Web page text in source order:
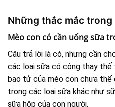
Những thắc mắc
Mèo con có cần uống sữa
Câu trả lời là có, nhưng cần
các loại sữa có công thay
bao tử của mèo con chưa
trong các loại sữa khác như
sữa hộp của con người.